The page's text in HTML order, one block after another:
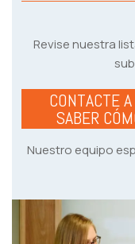
Revise nuestra
CONTACTE
SABER
Nuestro equipo